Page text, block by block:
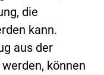
die
kann.
aus der
können